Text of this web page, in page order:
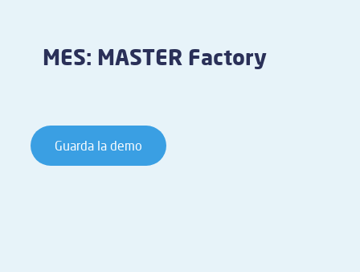
MES: MASTER Factory
Guarda la demo